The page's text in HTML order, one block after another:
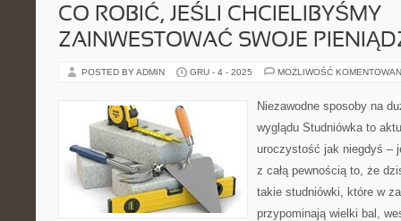
CO ROBIĆ, JEŚLI CHCIELIBYŚMY
ZAINWESTOWAĆ SWOJE
POSTED BY ADMIN GRU - 4 - 2025 MOŻLIWOŚĆ
Niezawodne sposoby na
wyglądu Studniówka to
uroczystość jak niegdyś –
z całą pewnością to, że
takie studniówki, które w
przypominają wielki bal,